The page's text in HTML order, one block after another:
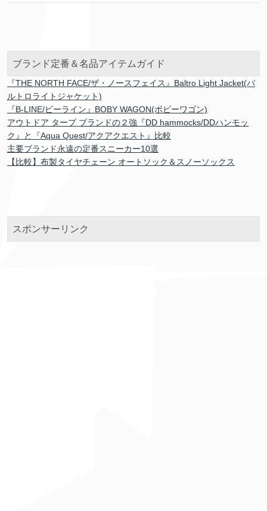
ブランド定番＆名品アイテムガイド
『THE NORTH FACE/ザ・ノースフェイス』Baltro Light Jacket(バ
ルトロライトジャケット)
『B-LINE/ビーライン』BOBY WAGON(ボビーワゴン)
アウトドア タープ ブランドの２強『DD hammocks/DDハンモッ
ク』と『Aqua Quest/アクアクエスト』比較
主要ブランド永遠の定番スニーカー10選
【比較】布製タイヤチェーン オートソック＆スノーソックス
スポンサーリンク